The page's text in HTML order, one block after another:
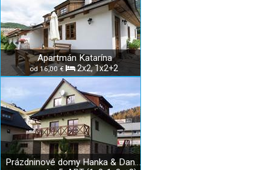
Apartmán Katarína
od 16,00 € 2x2, 1x2+2
Prázdninové domy Hanka & Danka